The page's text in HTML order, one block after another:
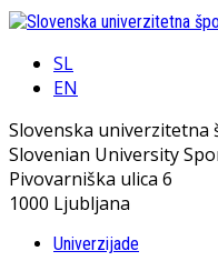
SL
EN
Slovenska univerzitetna
Slovenian University
Pivovarniška ulica 6
1000 Ljubljana
Univerzijade